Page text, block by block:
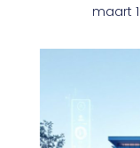
maart